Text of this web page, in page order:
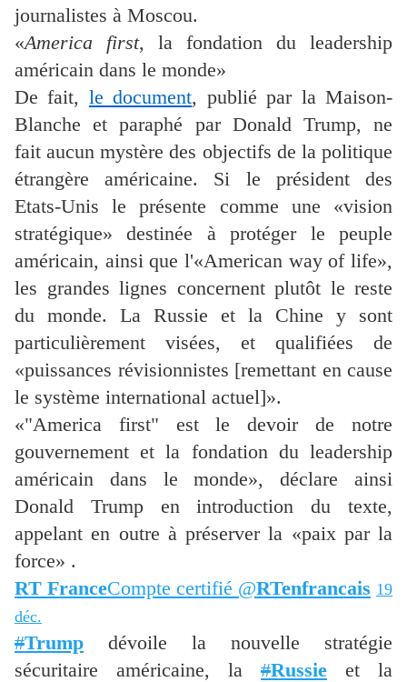
journalistes à Moscou.
«America first, la fondation du leadership
américain dans le monde»
De fait, le document, publié par la Maison-
Blanche et paraphé par Donald Trump, ne
fait aucun mystère des objectifs de la politique
étrangère américaine. Si le président des
Etats-Unis le présente comme une «vision
stratégique» destinée à protéger le peuple
américain, ainsi que l'«American way of life»,
les grandes lignes concernent plutôt le reste
du monde. La Russie et la Chine y sont
particulièrement visées, et qualifiées de
«puissances révisionnistes [remettant en cause
le système international actuel]».
«"America first" est le devoir de notre
gouvernement et la fondation du leadership
américain dans le monde», déclare ainsi
Donald Trump en introduction du texte,
appelant en outre à préserver la «paix par la
force» .
RT France‏Compte certifié @RTenfrancais 19
déc.
#Trump dévoile la nouvelle stratégie
sécuritaire américaine, la #Russie et la